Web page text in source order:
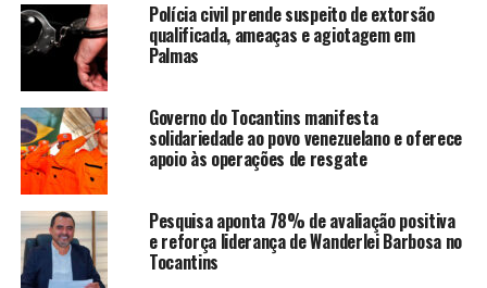
Polícia civil prende suspeito de extorsão
qualificada, ameaças e agiotagem em
Palmas
Governo do Tocantins manifesta
solidariedade ao povo venezuelano e oferece
apoio às operações de resgate
Pesquisa aponta 78% de avaliação positiva
e reforça liderança de Wanderlei Barbosa no
Tocantins